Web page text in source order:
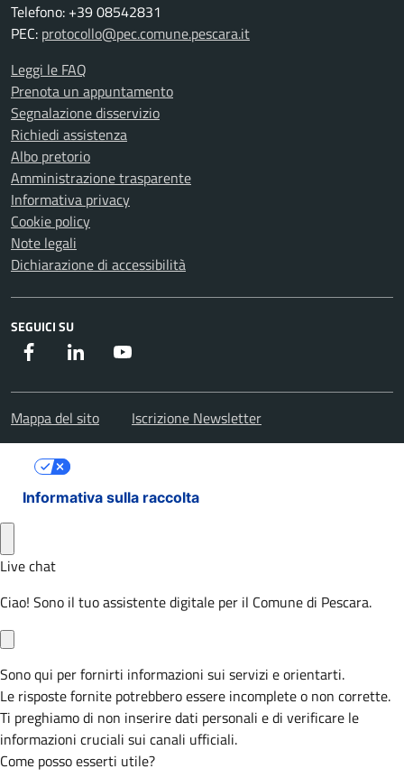
Telefono: +39 08542831
PEC: protocollo@pec.comune.pescara.it
Leggi le FAQ
Prenota un appuntamento
Segnalazione disservizio
Richiedi assistenza
Albo pretorio
Amministrazione trasparente
Informativa privacy
Cookie policy
Note legali
Dichiarazione di accessibilità
SEGUICI SU
Facebook Instagram
Mappa del sito Iscrizione Newsletter
Informativa sulla raccolta
Le tue preferenze relative alla privacy